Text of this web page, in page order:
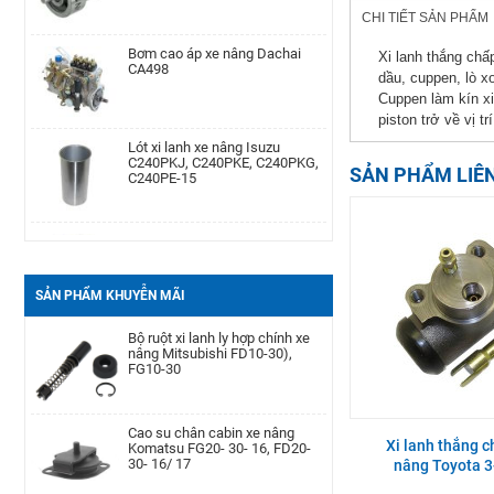
CA498
C240PKJ, C240PKE, C240PKG,
C240PE-15
Càng xe nâng Type II A type
100 * 40 * 1220
7 TEU FB30
SẢN PHẨM KHUYỄN MÃI
Komatsu Kom. FD20-
30/-11/-12/-14/-15/-16/-17,FG20-
TD27, QD32
nâng Mitsubishi FD10-30),
FG10-30
Komatsu FG20- 30- 16, FD20-
30- 16/ 17
CHI TIẾT SẢN PHẨM
Xi lanh thắng
dầu, cuppen, lò
Cuppen làm kín
piston trở về vị trí
SẢN PHẨM
Xi lanh thắng
nâng Toyota